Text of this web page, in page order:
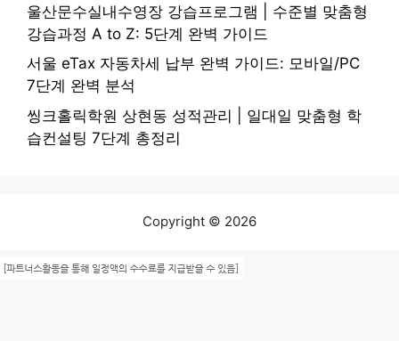
울산문수실내수영장 강습프로그램 | 수준별 맞춤형
강습과정 A to Z: 5단계 완벽 가이드
서울 eTax 자동차세 납부 완벽 가이드: 모바일/PC
7단계 완벽 분석
씽크홀릭학원 상현동 성적관리 | 일대일 맞춤형 학
습컨설팅 7단계 총정리
Copyright © 2026